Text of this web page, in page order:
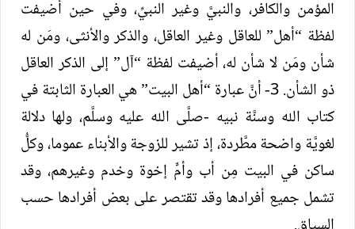
المؤمن والكافر، والنبيَّ وغير النبيِّ، وفي حين أضيفت
لفظة “أهل” للعاقل وغير العاقل، والذكر والأنثى، ومَن له
شأن ومَن لا شأن له، أضيفت لفظة “آل” إلى الذكر العاقل
ذو الشأن. 3- أنَّ عبارة “أهل البيت” هي العبارة الثابتة في
كتاب الله وسنَّة نبيه -صلَّى الله عليه وسلَّم، ولها دلالة
لغويَّة واضحة مطَّردة، إذ تشير للزوجة والأبناء عموما، وكلُّ
ساكن في البيت مِن أب وأمٍّ إخوة وخدم وغيرهم، وقد
تشمل جميع أفرادها وقد تقتصر على بعض أفرادها حسب